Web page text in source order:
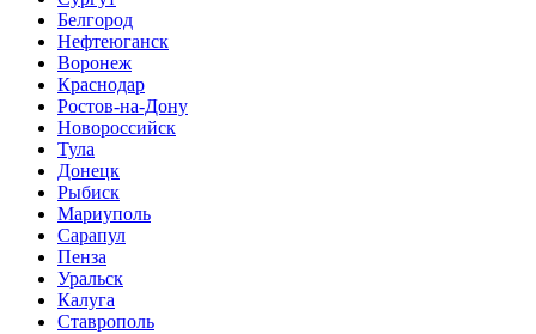
Белгород
Нефтеюганск
Воронеж
Краснодар
Ростов-на-Дону
Новороссийск
Тула
Донецк
Рыбиск
Мариуполь
Сарапул
Пенза
Уральск
Калуга
Ставрополь